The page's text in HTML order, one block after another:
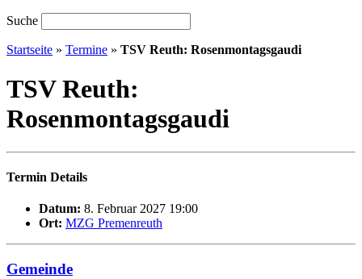
Suche
Startseite » Termine » TSV Reuth: Rosenmontagsgaudi
TSV Reuth:
Rosenmontagsgaudi
Termin Details
Datum: 8. Februar 2027 19:00
Ort: MZG Premenreuth
Gemeinde